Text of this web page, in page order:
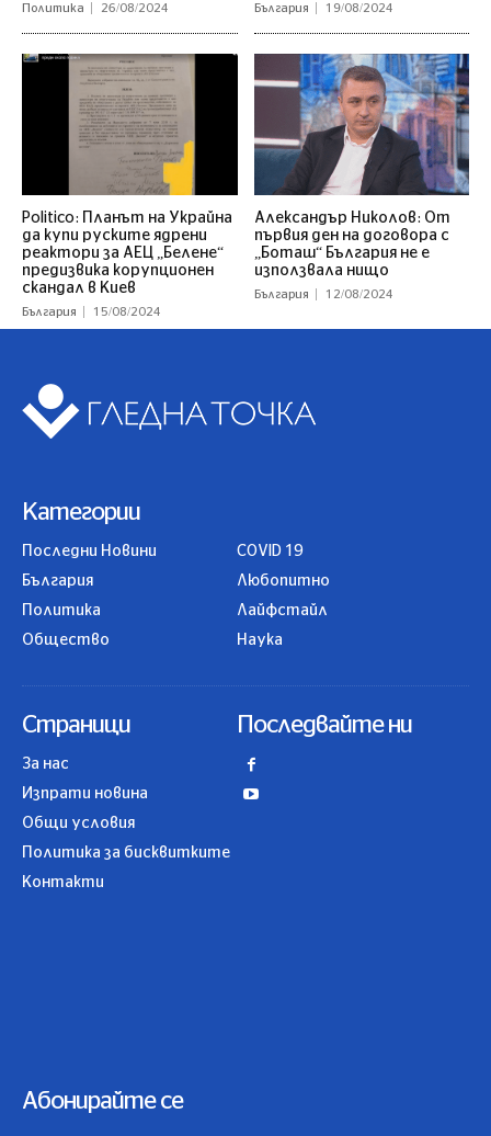
Политика 26/08/2024 България 19/08/2024
Politico: Планът на Украйна
да купи руските ядрени
реактори за АЕЦ „Белене“
предизвика корупционен
скандал в Киев
България 15/08/2024
Александър Николов: От
първия ден на договора с
„Боташ“ България не е
използвала нищо
България 12/08/2024
Категории
Последни Новини
България
Политика
Общество
COVID 19
Любопитно
Лайфстайл
Наука
Страници
За нас
Изпрати новина
Общи условия
Политика за бисквитките
Контакти
Последвайте ни
Абонирайте се